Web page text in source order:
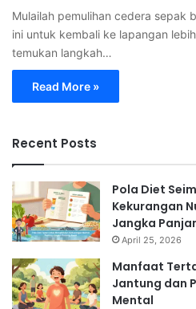
Mulailah pemulihan cedera sepak
ini untuk kembali ke lapangan
temukan langkah…
Read More »
Recent Posts
Pola Diet
Kekurangan
Jangka
April 25, 2026
Manfaat
Jantung dan
Mental